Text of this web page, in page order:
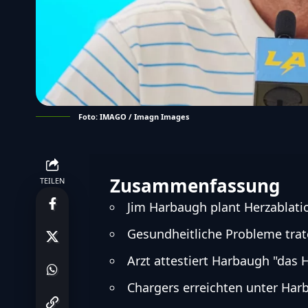
Foto: IMAGO / Imagn Images
TEILEN Zusammenfassung
Jim Harbaugh plant
Gesundheitliche Probleme
Arzt attestiert Harbaugh "das
Chargers erreichten unter